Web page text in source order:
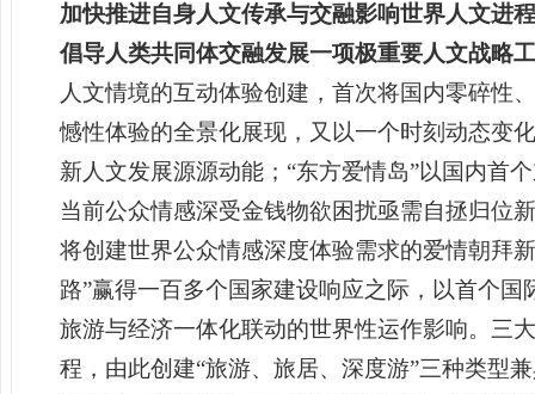
加快推进自身人文传承与交融影响世界人文进
倡导人类共同体交融发展一项极重要人文战略
人文情境的互动体验创建，首次将国内零碎性
憾性体验的全景化展现，又以一个时刻动态变
新人文发展源源动能；“东方爱情岛”以国内首个
当前公众情感深受金钱物欲困扰亟需自拯归位
将创建世界公众情感深度体验需求的爱情朝拜
路”赢得一百多个国家建设响应之际，以首个
旅游与经济一体化联动的世界性运作影响。三
程，由此创建“旅游、旅居、深度游”三种类型